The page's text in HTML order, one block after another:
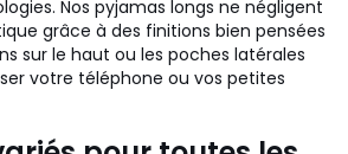
Nos pyjamas longs ne négligent
grâce à des finitions bien pensées
sur le haut ou les poches latérales
votre téléphone ou vos petites